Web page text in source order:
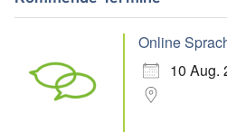
Online
10 Aug.